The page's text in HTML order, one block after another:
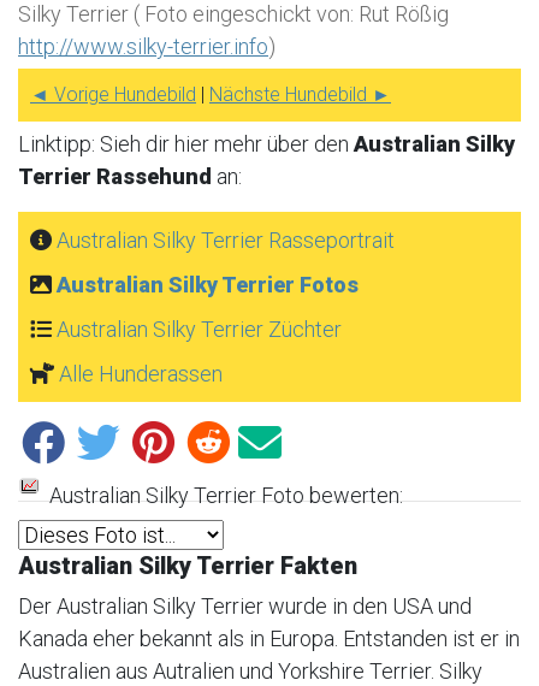
Silky Terrier ( Foto eingeschickt von: Rut Rößig
http://www.silky-terrier.info)
◄ Vorige Hundebild | Nächste Hundebild ►
Linktipp: Sieh dir hier mehr über den Australian Silky
Terrier Rassehund an:
Australian Silky Terrier Rasseportrait
Australian Silky Terrier Fotos
Australian Silky Terrier Züchter
Alle Hunderassen
Australian Silky Terrier Foto bewerten:
Australian Silky Terrier Fakten
Der Australian Silky Terrier wurde in den USA und
Kanada eher bekannt als in Europa. Entstanden ist er in
Australien aus Autralien und Yorkshire Terrier. Silky